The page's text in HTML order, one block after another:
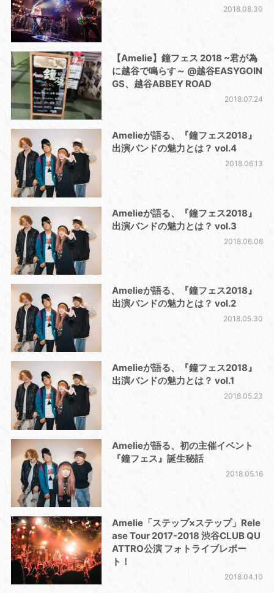
2018.08.30
【Amelie】鐘フェス 2018 ~君が為
に越谷で鳴らす～ @越谷EASYGOIN
GS、越谷ABBEY ROAD
2018.07.24
Amelieが語る、『鐘フェス2018』
出演バンドの魅力とは？ vol.4
2018.06.13
Amelieが語る、『鐘フェス2018』
出演バンドの魅力とは？ vol.3
2018.06.06
Amelieが語る、『鐘フェス2018』
出演バンドの魅力とは？ vol.2
2018.05.30
Amelieが語る、『鐘フェス2018』
出演バンドの魅力とは？ vol.1
2018.05.23
Amelieが語る、初の主催イベント
『鐘フェス』誕生秘話
2018.05.16
Amelie「ステップ×ステップ」Rele
ase Tour 2017-2018 渋谷CLUB QU
ATTRO公演 フォトライブレポー
ト！
2018.04.10